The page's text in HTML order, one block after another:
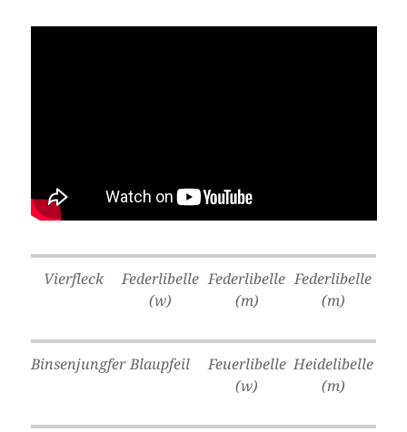
Vierfleck
Federlibelle
(w)
Federlibelle
(m)
Federlibelle
(m)
Binsenjungfer Blaupfeil
Feuerlibelle
(w)
Heidelibelle
(m)